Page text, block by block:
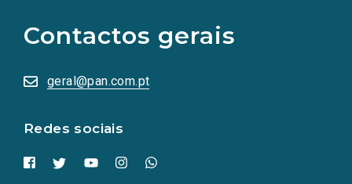
Contactos gerais
geral@pan.com.pt
Redes sociais
redes
sociais
numa
nova